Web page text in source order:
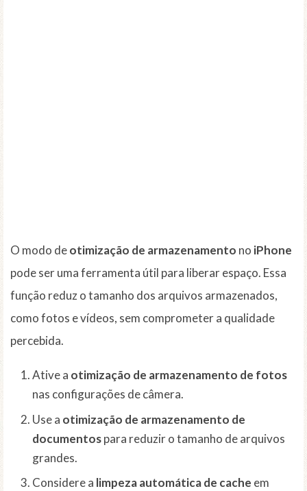
O modo deotimização de armazenamento no iPhone
pode ser uma ferramenta útil para liberar espaço. Essa
função reduz o tamanho dos arquivos armazenados,
como fotos e vídeos, sem comprometer a qualidade
percebida.
Ative a otimização de armazenamento de fotos
nas configurações de câmera.
Use a otimização de armazenamento de
documentospara reduzir o tamanho de arquivos
grandes.
Considere a limpeza automática de cache em